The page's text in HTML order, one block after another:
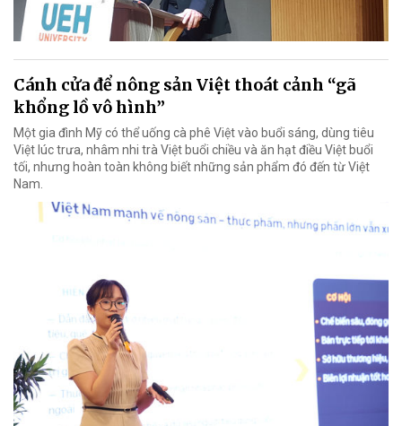
Cánh cửa để nông sản Việt thoát cảnh “gã
khổng lồ vô hình”
Một gia đình Mỹ có thể uống cà phê Việt vào buổi sáng, dùng tiêu
Việt lúc trưa, nhâm nhi trà Việt buổi chiều và ăn hạt điều Việt buổi
tối, nhưng hoàn toàn không biết những sản phẩm đó đến từ Việt
Nam.